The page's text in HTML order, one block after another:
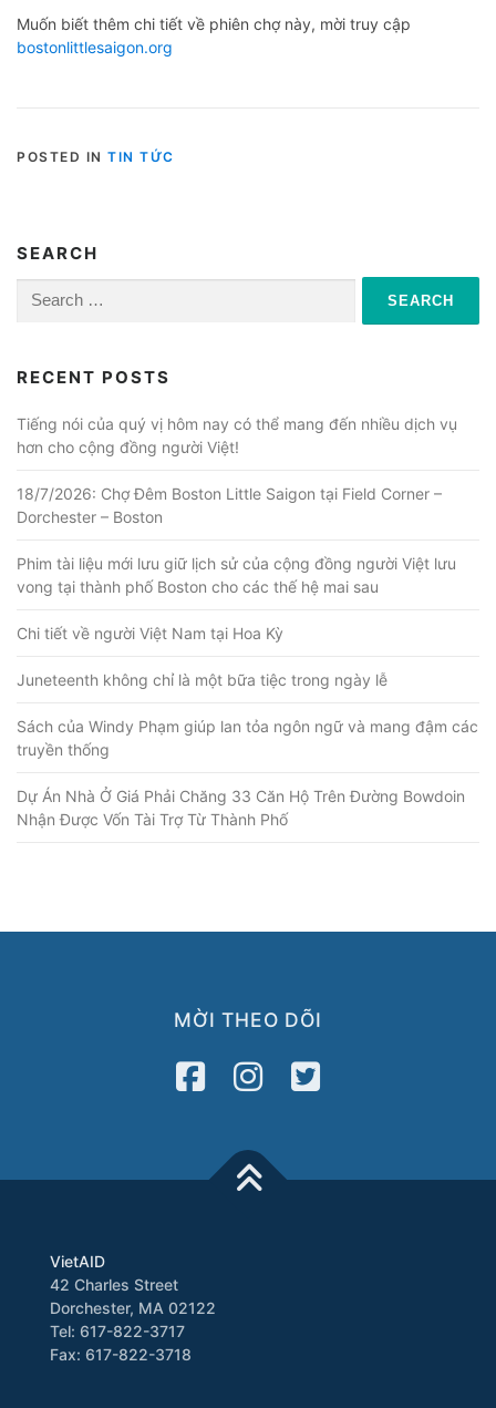
Muốn biết thêm chi tiết về phiên chợ này, mời truy cập
bostonlittlesaigon.org
POSTED IN TIN TỨC
SEARCH
Search
RECENT POSTS
Tiếng nói của quý vị hôm nay có thể mang đến nhiều dịch vụ
hơn cho cộng đồng người Việt!
18/7/2026: Chợ Đêm Boston Little Saigon tại Field Corner –
Dorchester – Boston
Phim tài liệu mới lưu giữ lịch sử của cộng đồng người Việt lưu
vong tại thành phố Boston cho các thế hệ mai sau
Chi tiết về người Việt Nam tại Hoa Kỳ
Juneteenth không chỉ là một bữa tiệc trong ngày lễ
Sách của Windy Phạm giúp lan tỏa ngôn ngữ và mang đậm các
truyền thống
Dự Án Nhà Ở Giá Phải Chăng 33 Căn Hộ Trên Đường Bowdoin
Nhận Được Vốn Tài Trợ Từ Thành Phố
MỜI THEO DÕI
VietAID
42 Charles Street
Dorchester, MA 02122
Tel: 617-822-3717
Fax: 617-822-3718